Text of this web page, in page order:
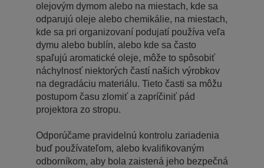
olejovým dymom alebo na miestach, kde sa
odparujú oleje alebo chemikálie, na miestach,
kde sa pri organizovaní podujatí používa veľa
dymu alebo bublín, alebo kde sa často
spaľujú aromatické oleje, môže to spôsobiť
náchylnosť niektorých častí našich výrobkov
na degradáciu materiálu. Tieto časti sa môžu
postupom času zlomiť a zapríčiniť pád
projektora zo stropu.
Odporúčame pravidelnú kontrolu zariadenia
buď používateľom, alebo kvalifikovaným
odborníkom, aby bola zaistená jeho bezpečná